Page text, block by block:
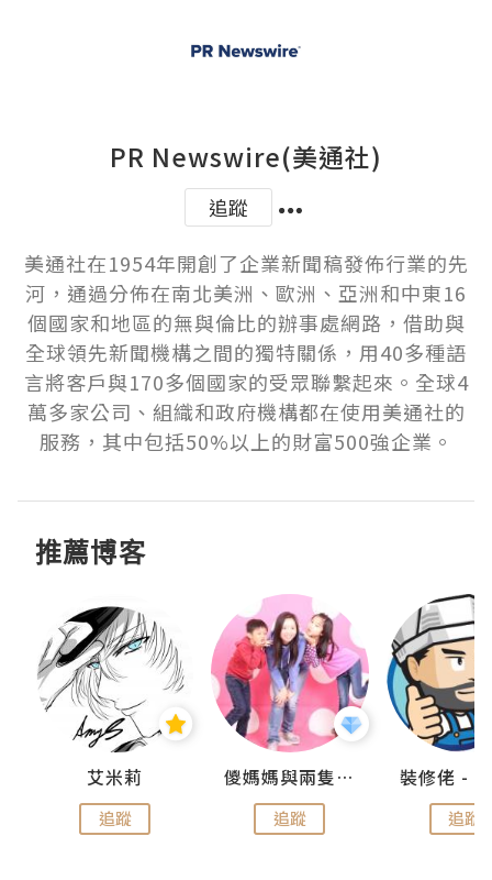
PR Newswire(美通社)
追蹤
美通社在1954年開創了企業新聞稿發佈行業的先
河，通過分佈在南北美洲、歐洲、亞洲和中東16
個國家和地區的無與倫比的辦事處網路，借助與
全球領先新聞機構之間的獨特關係，用40多種語
言將客戶與170多個國家的受眾聯繫起來。全球4
萬多家公司、組織和政府機構都在使用美通社的
服務，其中包括50%以上的財富500強企業。
推薦博客
艾米莉
追蹤
儍媽媽與兩隻小魔怪之家
追蹤 追蹤